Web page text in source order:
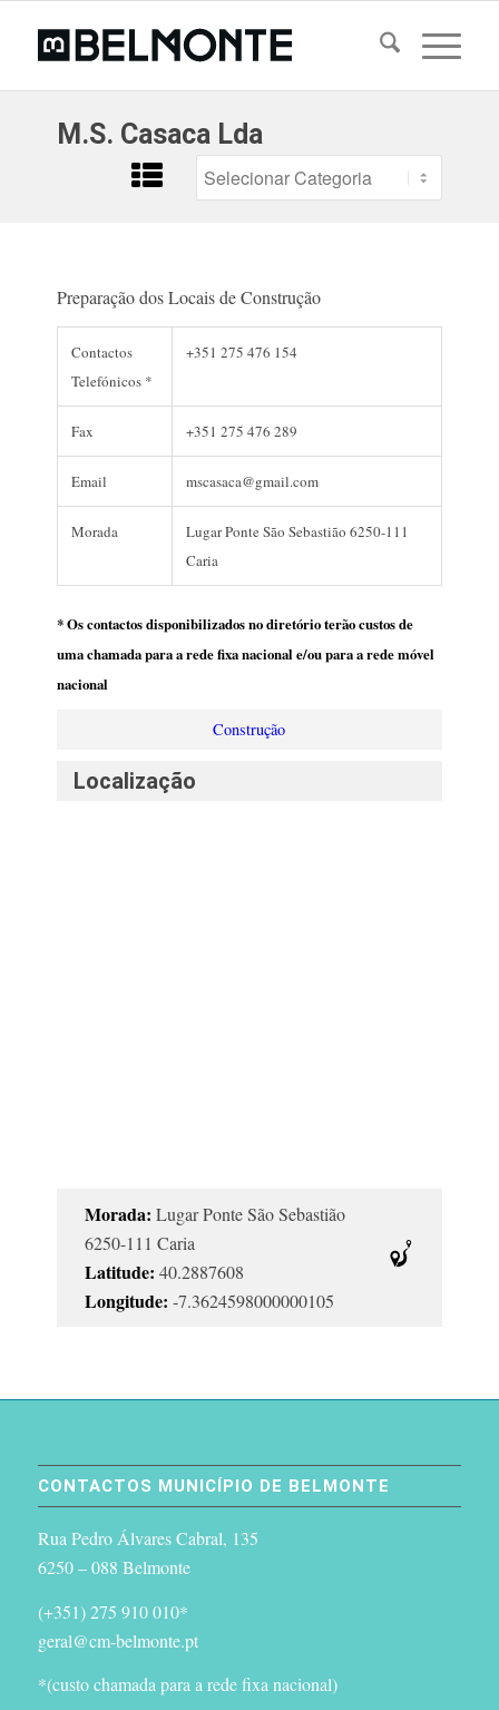
M.S. Casaca Lda
Preparação dos Locais de Construção
Contactos
Telefónicos *
+351 275 476 154
Fax +351 275 476 289
Email mscasaca@gmail.com
Morada
Lugar Ponte São Sebastião 6250-111
Caria
* Os contactos disponibilizados no diretório terão custos de
uma chamada para a rede fixa nacional e/ou para a rede móvel
nacional
Construção
Localização
Morada: Lugar Ponte São Sebastião
6250-111 Caria
Latitude: 40.2887608
Longitude: -7.3624598000000105
CONTACTOS MUNICÍPIO DE BELMONTE
Rua Pedro Álvares Cabral, 135
6250 – 088 Belmonte
(+351) 275 910 010*
geral@cm-belmonte.pt
*(custo chamada para a rede fixa nacional)